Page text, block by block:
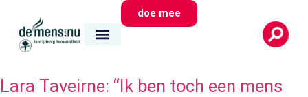
doe mee
Lara Taveirne: “Ik ben toch een mens